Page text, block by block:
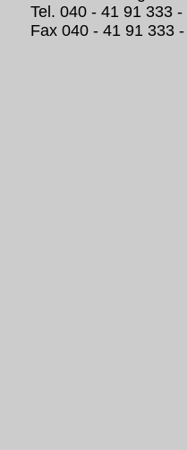
Tel. 040 - 41 91 333 -
Fax 040 - 41 91 333